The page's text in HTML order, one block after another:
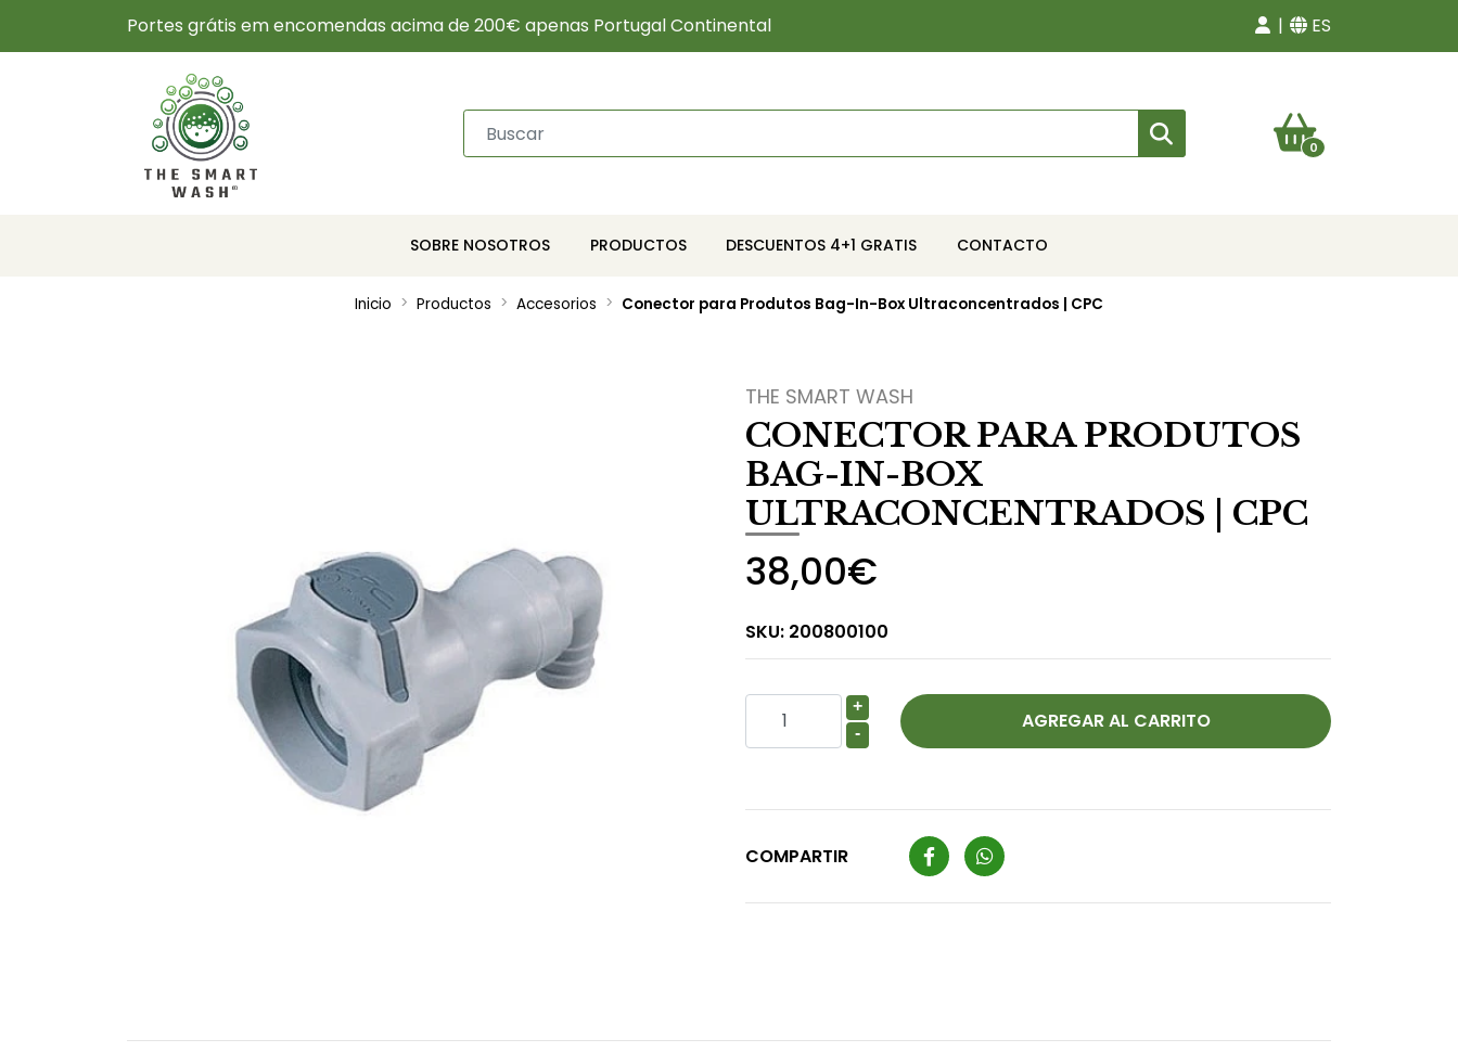
Portes grátis em encomendas acima de 200€ apenas Portugal Continental ES
0
SOBRE NOSOTROS PRODUCTOS DESCUENTOS 4+1 GRATIS CONTACTO
Inicio Productos Accesorios Conector para Produtos Bag-In-Box Ultraconcentrados | CPC
THE SMART WASH
CONECTOR PARA PRODUTOS
BAG-IN-BOX
ULTRACONCENTRADOS | CPC
38,00€
SKU: 200800100
+
-
COMPARTIR